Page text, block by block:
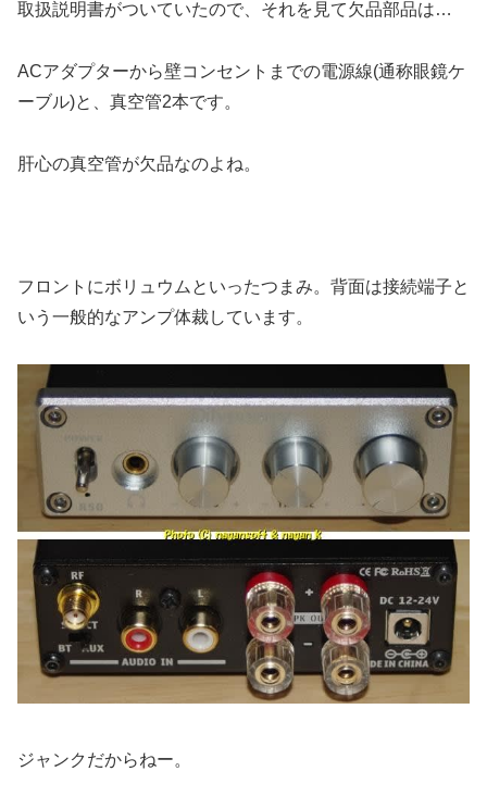
取扱説明書がついていたので、それを見て欠品部品は…
ACアダプターから壁コンセントまでの電源線(通称眼鏡ケ
ーブル)と、真空管2本です。
肝心の真空管が欠品なのよね。
フロントにボリュウムといったつまみ。背面は接続端子と
いう一般的なアンプ体裁しています。
ジャンクだからねー。